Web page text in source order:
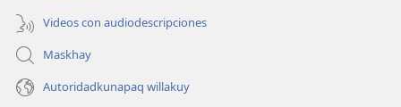
Videos con audiodescripciones
Maskhay
Autoridadkunapaq willakuy